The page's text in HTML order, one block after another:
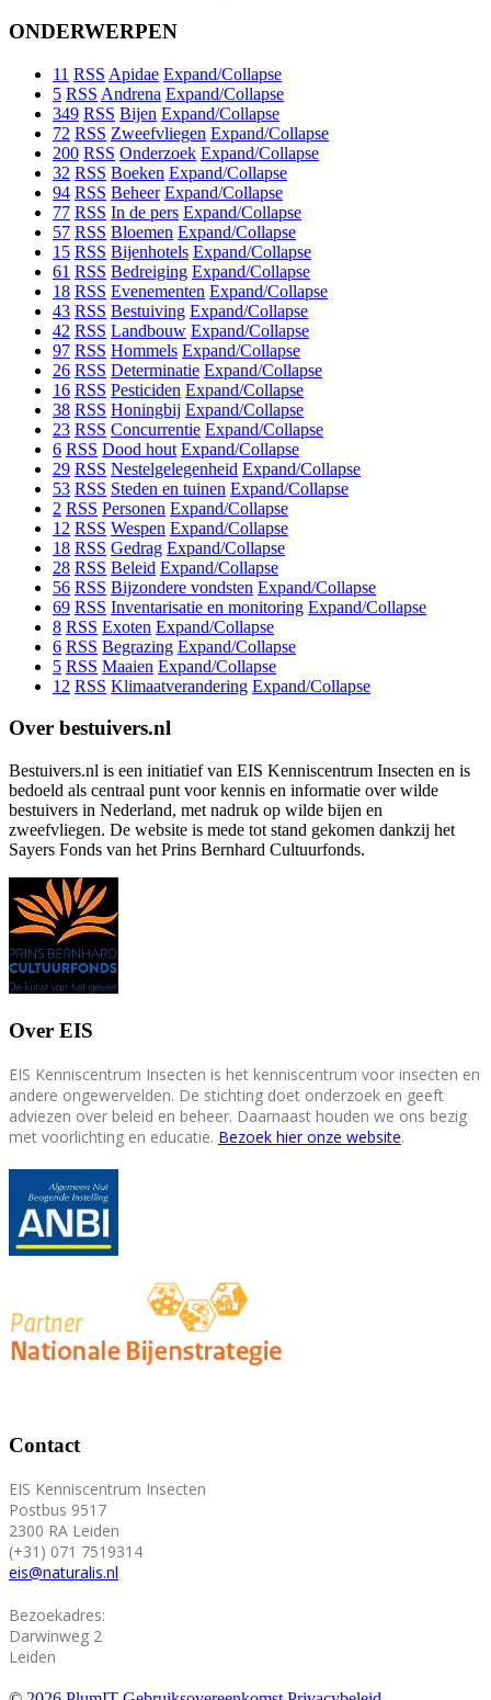
ONDERWERPEN
11 RSS Apidae Expand/Collapse
5 RSS Andrena Expand/Collapse
349 RSS Bijen Expand/Collapse
72 RSS Zweefvliegen Expand/Collapse
200 RSS Onderzoek Expand/Collapse
32 RSS Boeken Expand/Collapse
94 RSS Beheer Expand/Collapse
77 RSS In de pers Expand/Collapse
57 RSS Bloemen Expand/Collapse
15 RSS Bijenhotels Expand/Collapse
61 RSS Bedreiging Expand/Collapse
18 RSS Evenementen Expand/Collapse
43 RSS Bestuiving Expand/Collapse
42 RSS Landbouw Expand/Collapse
97 RSS Hommels Expand/Collapse
26 RSS Determinatie Expand/Collapse
16 RSS Pesticiden Expand/Collapse
38 RSS Honingbij Expand/Collapse
23 RSS Concurrentie Expand/Collapse
6 RSS Dood hout Expand/Collapse
29 RSS Nestelgelegenheid Expand/Collapse
53 RSS Steden en tuinen Expand/Collapse
2 RSS Personen Expand/Collapse
12 RSS Wespen Expand/Collapse
18 RSS Gedrag Expand/Collapse
28 RSS Beleid Expand/Collapse
56 RSS Bijzondere vondsten Expand/Collapse
69 RSS Inventarisatie en monitoring Expand/Collapse
8 RSS Exoten Expand/Collapse
6 RSS Begrazing Expand/Collapse
5 RSS Maaien Expand/Collapse
12 RSS Klimaatverandering Expand/Collapse
Over bestuivers.nl
Bestuivers.nl is een initiatief van EIS Kenniscentrum Insecten en is
bedoeld als centraal punt voor kennis en informatie over wilde
bestuivers in Nederland, met nadruk op wilde bijen en
zweefvliegen. De website is mede tot stand gekomen dankzij het
Sayers Fonds van het Prins Bernhard Cultuurfonds.
Over EIS
EIS Kenniscentrum Insecten is het kenniscentrum voor insecten en
andere ongewervelden. De stichting doet onderzoek en geeft
adviezen over beleid en beheer. Daarnaast houden we ons bezig
met voorlichting en educatie. Bezoek hier onze website.
Contact
EIS Kenniscentrum Insecten
Postbus 9517
2300 RA Leiden
(+31) 071 7519314
eis@naturalis.nl
Bezoekadres:
Darwinweg 2
Leiden